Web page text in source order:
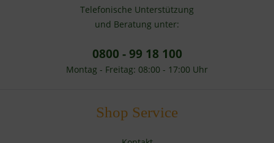
Telefonische Unterstützung
und Beratung unter:
0800 - 99 18 100
Montag - Freitag: 08:00 - 17:00 Uhr
Shop Service